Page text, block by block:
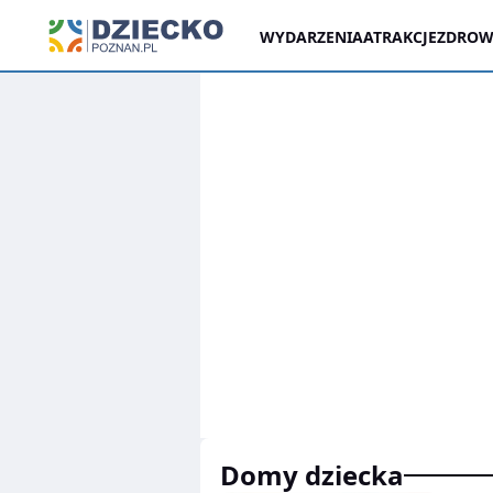
WYDARZENIAATRAKCJE
domy dziecka